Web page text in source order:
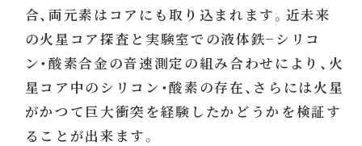
合、両元素はコアにも取り込まれます。近未来
の火星コア探査と実験室での液体鉄−シリコ
ン・酸素合金の音速測定の組み合わせにより、火
星コア中のシリコン・酸素の存在、さらには火星
がかつて巨大衝突を経験したかどうかを検証す
ることが出来ます。